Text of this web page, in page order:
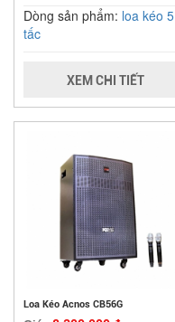
Dòng sản phẩm: loa kéo 5
tấc
XEM CHI TIẾT
Loa Kéo Acnos CB56G